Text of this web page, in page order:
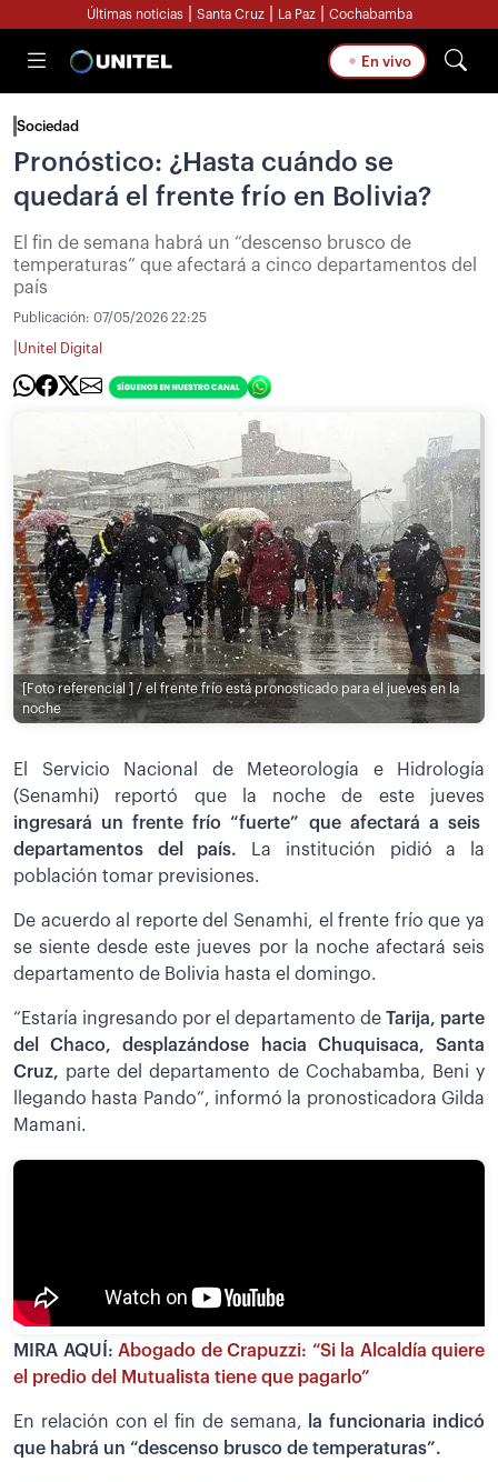
Últimas noticias Santa Cruz La Paz Cochabamba
En vivo
Sociedad
Pronóstico: ¿Hasta cuándo se
quedará el frente frío en Bolivia?
El fin de semana habrá un “descenso brusco de
temperaturas” que afectará a cinco departamentos del
país
Publicación: 07/05/2026 22:25
Unitel Digital
[Foto referencial ] / el frente frío está pronosticado para el jueves en la
noche
El Servicio Nacional de Meteorología e Hidrología
(Senamhi) reportó que la noche de este jueves
ingresará un frente frío “fuerte” que afectará a seis
departamentos del país. La institución pidió a la
población tomar previsiones.
De acuerdo al reporte del Senamhi, el frente frío que ya
se siente desde este jueves por la noche afectará seis
departamento de Bolivia hasta el domingo.
“Estaría ingresando por el departamento de Tarija, parte
del Chaco, desplazándose hacia Chuquisaca, Santa
Cruz, parte del departamento de Cochabamba, Beni y
llegando hasta Pando”, informó la pronosticadora Gilda
Mamani.
MIRA AQUÍ: Abogado de Crapuzzi: “Si la Alcaldía quiere
el predio del Mutualista tiene que pagarlo”
En relación con el fin de semana, la funcionaria indicó
que habrá un “descenso brusco de temperaturas”.